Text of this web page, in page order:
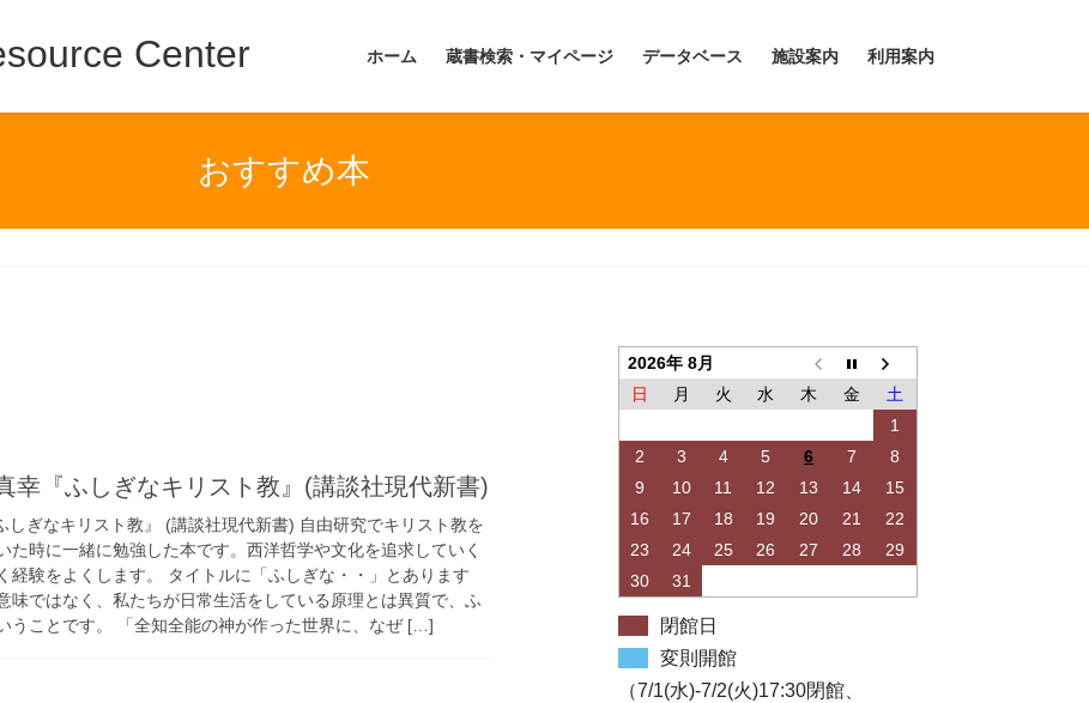
Center ホーム 蔵書検索・マイページ データベース 施設案内 利用案内
おすすめ本
幸『ふしぎなキリスト教』(講談社現代新書)
しぎなキリスト教』 (講談社現代新書) 自由研究でキリスト教を
た時に一緒に勉強した本です。西洋哲学や文化を追求していく
経験をよくします。 タイトルに「ふしぎな・・」とあります
味ではなく、私たちが日常生活をしている原理とは異質で、ふ
うことです。 「全知全能の神が作った世界に、なぜ […]
2026年 8月
日
月 火 水 木 金
土
1
2
3 4 5 6 7
8
9
10 11 12 13 14
15
16
17 18 19 20 21
22
23
24 25 26 27 28
29
30
31
閉館日
変則開館
（7/1(水)-7/2(火)17:30閉館、